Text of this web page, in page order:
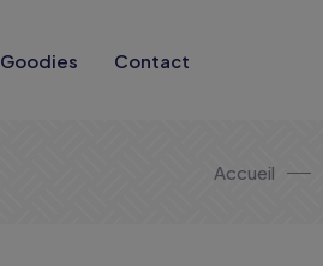
Goodies Contact
Accueil